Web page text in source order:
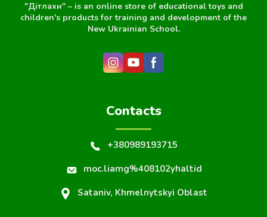
"Дітлахи" – is an online store of educational toys and
children's products for training and development of the
New Ukrainian School.
Contacts
+380989193715
moc.liamg%408102yhaltid
Sataniv, Khmelnytskyi Oblast